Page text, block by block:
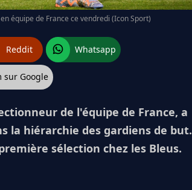
équipe de France ce vendredi (Icon Sport)
Reddit Whatsapp
sur Google
de l'équipe de France, a
la hiérarchie des gardiens de but.
sélection chez les Bleus.